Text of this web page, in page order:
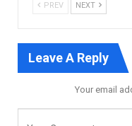
PREV NEXT
Leave A Reply
Your email